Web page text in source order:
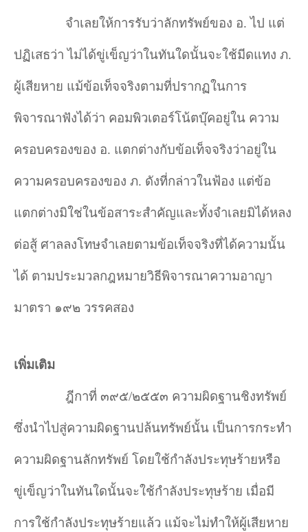
จำเลยให้การรับว่าลักทรัพย์ของ อ. ไป แต่
ปฏิเสธว่า ไม่ได้ขู่เข็ญว่าในทันใดนั้นจะใช้มีดแทง ภ.
ผู้เสียหาย แม้ข้อเท็จจริงตามที่ปรากฏในการ
พิจารณาฟังได้ว่า คอมพิวเตอร์โน้ตบุ๊คอยู่ใน ความ
ครอบครองของ อ. แตกต่างกับข้อเท็จจริงว่าอยู่ใน
ความครอบครองของ ภ. ดังที่กล่าวในฟ้อง แต่ข้อ
แตกต่างมิใช่ในข้อสาระสำคัญและทั้งจำเลยมิได้หลง
ต่อสู้ ศาลลงโทษจำเลยตามข้อเท็จจริงที่ได้ความนั้น
ได้ ตามประมวลกฎหมายวิธีพิจารณาความอาญา
มาตรา ๑๙๒ วรรคสอง
เพิ่มเติม
ฎีกาที่ ๓๙๕/๒๕๕๓ ความผิดฐานชิงทรัพย์
ซึ่งนำไปสู่ความผิดฐานปล้นทรัพย์นั้น เป็นการกระทำ
ความผิดฐานลักทรัพย์ โดยใช้กำลังประทุษร้ายหรือ
ขู่เข็ญว่าในทันใดนั้นจะใช้กำลังประทุษร้าย เมื่อมี
การใช้กำลังประทุษร้ายแล้ว แม้จะไม่ทำให้ผู้เสียหาย